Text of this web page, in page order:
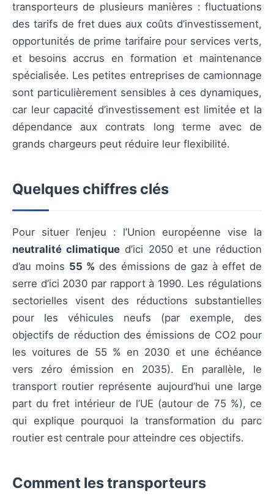
transporteurs de plusieurs manières : fluctuations
des tarifs de fret dues aux coûts d’investissement,
opportunités de prime tarifaire pour services verts,
et besoins accrus en formation et maintenance
spécialisée. Les petites entreprises de camionnage
sont particulièrement sensibles à ces dynamiques,
car leur capacité d’investissement est limitée et la
dépendance aux contrats long terme avec de
grands chargeurs peut réduire leur flexibilité.
Quelques chiffres clés
Pour situer l’enjeu : l’Union européenne vise la
neutralité climatique d’ici 2050 et une réduction
d’au moins 55 % des émissions de gaz à effet de
serre d’ici 2030 par rapport à 1990. Les régulations
sectorielles visent des réductions substantielles
pour les véhicules neufs (par exemple, des
objectifs de réduction des émissions de CO2 pour
les voitures de 55 % en 2030 et une échéance
vers zéro émission en 2035). En parallèle, le
transport routier représente aujourd’hui une large
part du fret intérieur de l’UE (autour de 75 %), ce
qui explique pourquoi la transformation du parc
routier est centrale pour atteindre ces objectifs.
Comment les transporteurs